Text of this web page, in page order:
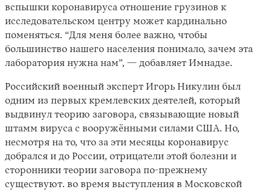
вспышки коронавируса отношение грузинов к
исследовательском центру может кардинально
поменяться. “Для меня более важно, чтобы
большинство нашего населения понимало, зачем эта
лаборатория нужна нам”, — добавляет Имнадзе.
Российский военный эксперт Игорь Никулин был
одним из первых кремлевских деятелей, который
выдвинул теорию заговора, связывающие новый
штамм вируса с вооружёнными силами США. Но,
несмотря на то, что за эти месяцы коронавирус
добрался и до России, отрицатели этой болезни и
сторонники теории заговора по-прежнему
существуют. во время выступления в Московской